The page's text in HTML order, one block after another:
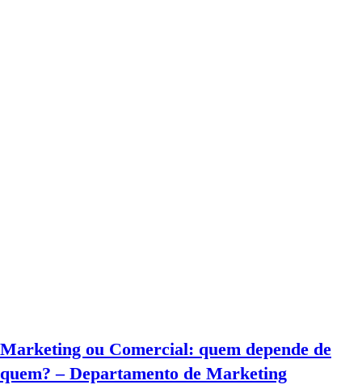
Marketing ou Comercial: quem depende de
quem? – Departamento de Marketing